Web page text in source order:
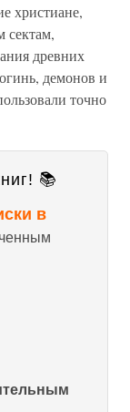
христиане,
сектам,
древних
демонов и
точно
📚
в